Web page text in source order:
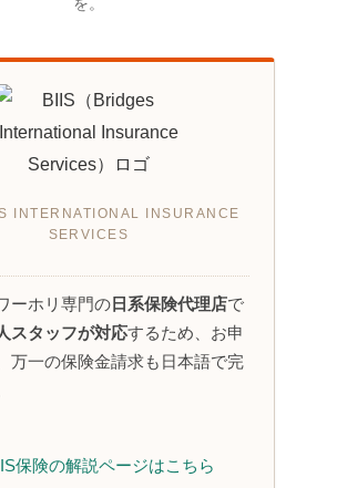
INTERNATIONAL INSURANCE
SERVICES
ーホリ専門の 日系保険代理店で
スタッフが対応するため、お申
万一の保険金請求も日本語で完
保険の解説ページはこちら